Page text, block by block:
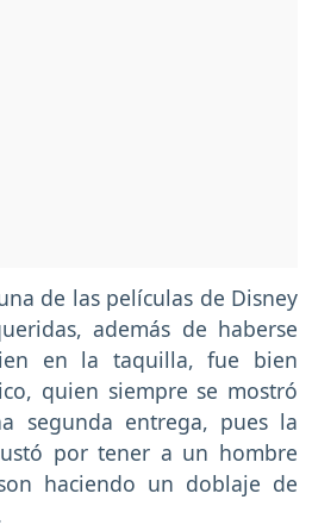
de las películas de Disney
además de haberse
en la taquilla, fue bien
quien siempre se mostró
segunda entrega, pues la
por tener a un hombre
haciendo un doblaje de